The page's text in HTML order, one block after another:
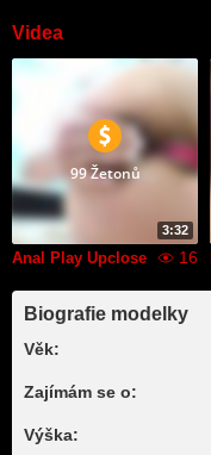
Videa
3:32
99 Žetonů
Anal Play Upclose 16
Biografie modelky
Věk:
Zajímám se o:
Výška: